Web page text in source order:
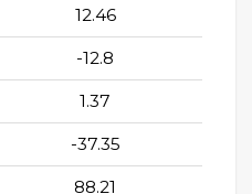
12.46
-12.8
1.37
-37.35
88.21